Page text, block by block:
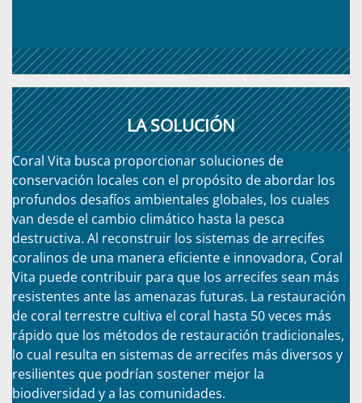
LA SOLUCIÓN
Coral Vita busca proporcionar soluciones de
conservación locales con el propósito de abordar los
profundos desafíos ambientales globales, los cuales
van desde el cambio climático hasta la pesca
destructiva. Al reconstruir los sistemas de arrecifes
coralinos de una manera eficiente e innovadora, Coral
Vita puede contribuir para que los arrecifes sean más
resistentes ante las amenazas futuras. La restauración
de coral terrestre cultiva el coral hasta 50 veces más
rápido que los métodos de restauración tradicionales,
lo cual resulta en sistemas de arrecifes más diversos y
resilientes que podrían sostener mejor la
biodiversidad y a las comunidades.